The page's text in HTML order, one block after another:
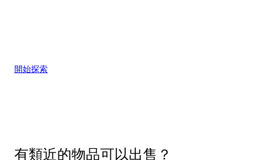
開始探索
有類近的物品可以出售？